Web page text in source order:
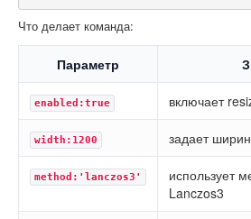
Что делает команда:
Параметр
enabled:true включает
width:1200 задает
method:'lanczos3'
использует
Lanczos3